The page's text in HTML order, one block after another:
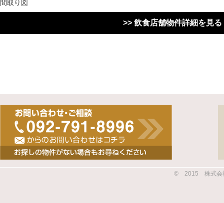
間取り図
>> 飲食店舗物件詳細を見る
© 2015 株式会